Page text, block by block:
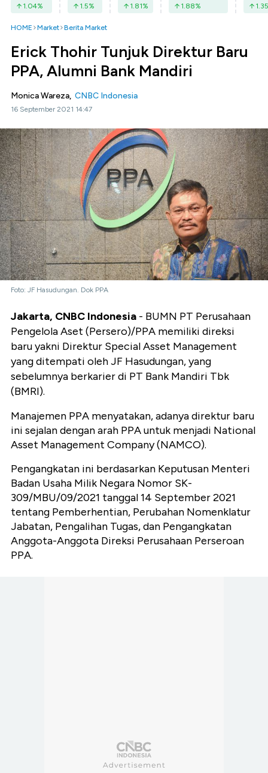
1.04% 1.5% 1.81% 1.88% 1.35
HOME Market Berita Market
Erick Thohir Tunjuk Direktur Baru
PPA, Alumni Bank Mandiri
Monica Wareza, CNBC Indonesia
16 September 2021 14:47
Foto: JF Hasudungan. Dok PPA
Jakarta, CNBC Indonesia - BUMN PT Perusahaan
Pengelola Aset (Persero)/PPA memiliki direksi
baru yakni Direktur Special Asset Management
yang ditempati oleh JF Hasudungan, yang
sebelumnya berkarier di PT Bank Mandiri Tbk
(BMRI).
Manajemen PPA menyatakan, adanya direktur baru
ini sejalan dengan arah PPA untuk menjadi National
Asset Management Company (NAMCO).
Pengangkatan ini berdasarkan Keputusan Menteri
Badan Usaha Milik Negara Nomor SK-
309/MBU/09/2021 tanggal 14 September 2021
tentang Pemberhentian, Perubahan Nomenklatur
Jabatan, Pengalihan Tugas, dan Pengangkatan
Anggota-Anggota Direksi Perusahaan Perseroan
PPA.